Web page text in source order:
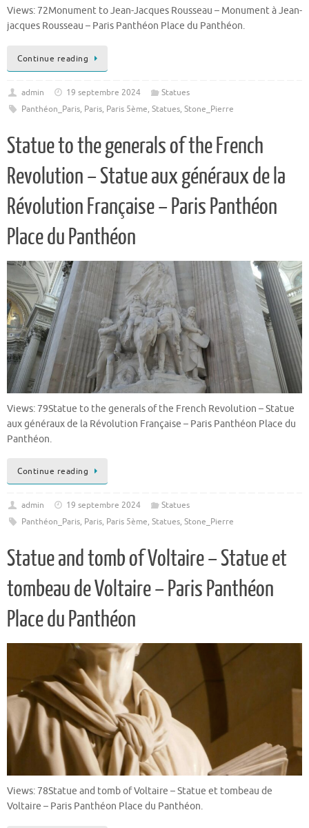
Views: 72Monument to Jean-Jacques Rousseau – Monument à Jean-
jacques Rousseau – Paris Panthéon Place du Panthéon.
Continue reading
admin 19 septembre 2024
Statues
Panthéon_Paris, Paris, Paris 5ème, Statues, Stone_Pierre
Statue to the generals of the French
Revolution – Statue aux généraux de la
Révolution Française – Paris Panthéon
Place du Panthéon
Views: 79Statue to the generals of the French Revolution – Statue
aux généraux de la Révolution Française – Paris Panthéon Place du
Panthéon.
Continue reading
admin 19 septembre 2024
Statues
Panthéon_Paris, Paris, Paris 5ème, Statues, Stone_Pierre
Statue and tomb of Voltaire – Statue et
tombeau de Voltaire – Paris Panthéon
Place du Panthéon
Views: 78Statue and tomb of Voltaire – Statue et tombeau de
Voltaire – Paris Panthéon Place du Panthéon.